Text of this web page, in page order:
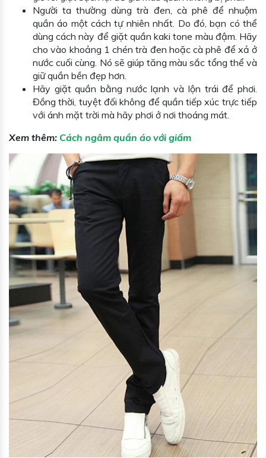
Người ta thường dùng trà đen, cà phê để nhuộm
quần áo một cách tự nhiên nhất. Do đó, bạn có thể
dùng cách này để giặt quần kaki tone màu đậm. Hãy
cho vào khoảng 1 chén trà đen hoặc cà phê để xả ở
nước cuối cùng. Nó sẽ giúp tăng màu sắc tổng thể và
giữ quần bền đẹp hơn.
Hãy giặt quần bằng nước lạnh và lộn trái để phơi.
Đồng thời, tuyệt đối không để quần tiếp xúc trực tiếp
với ánh mặt trời mà hãy phơi ở nơi thoáng mát.
Xem thêm: Cách ngâm quần áo với giấm